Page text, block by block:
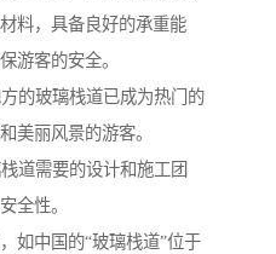
料，具备良好的承重能
游客的安全。
的玻璃栈道已成为热门的
美丽风景的游客。
道需要的设计和施工团
全性。
如中国的“玻璃栈道”位于